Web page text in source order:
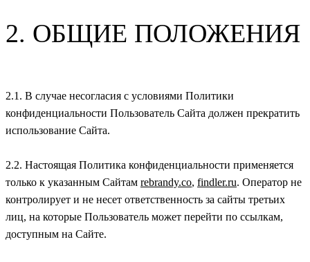
2. ОБЩИЕ ПОЛОЖЕНИЯ
2.1. В случае несогласия с условиями Политики
конфиденциальности Пользователь Сайта должен прекратить
использование Сайта.
2.2. Настоящая Политика конфиденциальности применяется
только к указанным Сайтам rebrandy.co, findler.ru. Оператор не
контролирует и не несет ответственность за сайты третьих
лиц, на которые Пользователь может перейти по ссылкам,
доступным на Сайте.